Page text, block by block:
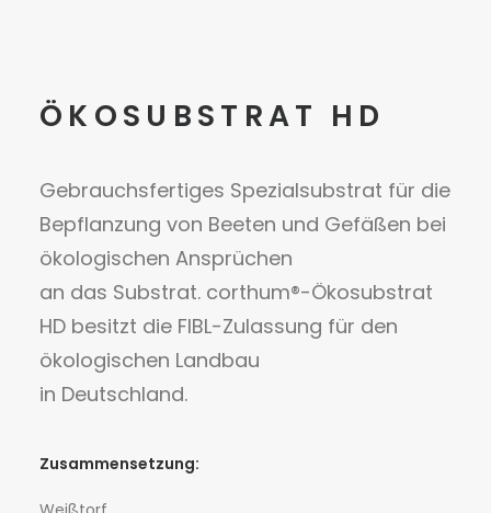
ÖKOSUBSTRAT HD
Gebrauchsfertiges Spezialsubstrat für die
Bepflanzung von Beeten und Gefäßen bei
ökologischen Ansprüchen
an das Substrat. corthum®-Ökosubstrat
HD besitzt die FIBL-Zulassung für den
ökologischen Landbau
in Deutschland.
Zusammensetzung: